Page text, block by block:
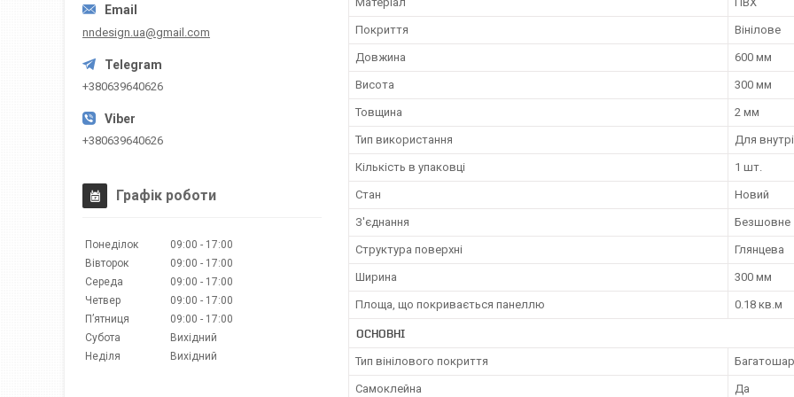
Покриття Вінілове
Довжина 600 мм
Висота 300 мм
Товщина 2 мм
Тип використання Для
Кількість в упаковці 1 шт.
Стан Новий
З'єднання Безшовне
Структура поверхні Глянцева
Ширина 300 мм
Площа, що покривається панеллю 0.18 кв.м
ОСНОВНІ
Тип вінілового покриття
Самоклейна Да
nndesign.ua@gmail.com
+380639640626
+380639640626
Графік роботи
Понеділок 09:00
17:00
Вівторок
09:00
17:00
Середа
09:00
17:00
Четвер
09:00
17:00
Пʼятниця
09:00
17:00
Субота
Вихідний
Неділя
Вихідний